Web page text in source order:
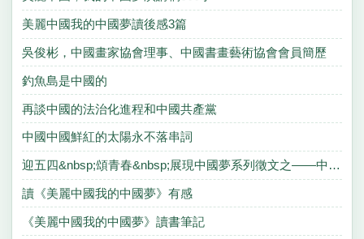
美麗中國我的中國夢讀後感3篇
吳俊彬，中國畫家協會理事、中國書畫藝術協會會員簡歷
釣魚島是中國的
再談中國的法治化進程和中國共產黨
中國中國鮮紅的太陽永不落串詞
迎五四&nbsp;頌青春&nbsp;展現中國夢系列徵文之——中國夢·我的夢
讀《美麗中國我的中國夢》有感
《美麗中國我的中國夢》讀書筆記